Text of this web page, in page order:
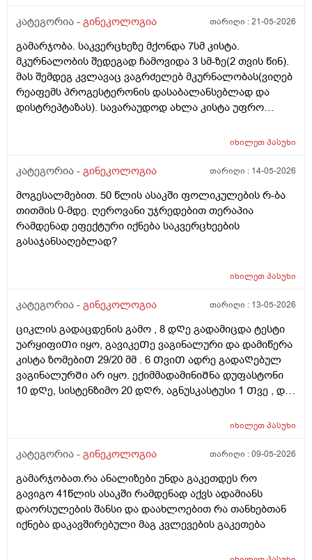
იყოს?
კატეგორია - გინეკოლოგია თარიღი :21-05-2026
გამარჯობა. საკვერცხეზე მქონდა 7სმ კისტა.
მკურნალობის შედეგად ჩამოვიდა 3 სმ-ზე(2 თვის წინ).
მას შემდეგ კვლავაც ვაგრძელებ მკურნალობას(ვიღებ
რეაფემს პროგესტერონის დასაბალანსებლად და
დისტრეპტაზას). სავარაუდოდ ახლა კისტა უფრო
ვიზიტი) მსურს აპარატული მასაჟის - ენდოსფერო
კეთდება და ვიბრაციის მეშვეობით აუმჯობესებს
მაინტერესებს, მუცლის არეზე დასაშვებია ეს
პროცედურა?
იხილეთპასუხი
კატეგორია - გინეკოლოგია თარიღი : 14-05-2026
მოგესალმებით. 50 წლის ასაკში ფოლიკულების რ-ბა
თითმის 0-მდე. ღეროვანი უჯრედებით თერაპია
რამდენად ეფექტური იქნება საკვერცხეების
გასაჯანსაღებლად?
იხილეთპასუხი
კატეგორია - გინეკოლოგია თარიღი : 13-05-2026
ციკლის გადაცდენის გამო , 8 დᲦე გადამიცდა ტესტი
უარყიფიᲗი იყო, გავიკეᲗე ვაგინალური და დამიწერა
კისტა ზომებიᲗ 29/20 მმ . 6 ᲗვიᲗ ადრე გადაᲦებულ
ვაგინალურᲨი არ იყო. ექიმმადამინიᲨნა დუფასტონი
10 დᲦე, სისტენზიმო 20 დᲦრ, აგნუსკასტუსი 1 Თვე , და
რამდენადსაყურადᲦებოა და Თუ დაეხმარება ეს
იხილეთპასუხი
კატეგორია - გინეკოლოგია თარიღი :09-05-2026
გამარჯობათ.რა ანალიზები უნდა გაკეთდეს რო
გავიგო 41წლის ასაკში რამდენად აქვს ადამიანს
დაორსულების შანსი და დაახლოებით რა თანხებთან
იქნება დაკავშირებული მაგ კვლევების გაკეთება